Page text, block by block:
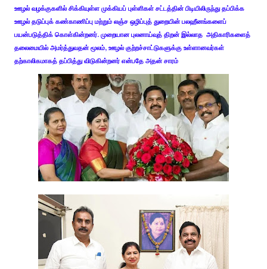
ஊழல் வழக்குகளில் சிக்கியுள்ள முக்கியப் புள்ளிகள் சட்டத்தின் பிடியிலிருந்து தப்பிக்க
ஊழல் தடுப்புக் கண்காணிப்பு மற்றும் லஞ்ச ஒழிப்புத் துறையின் பலஹீனங்களைப்
பயன்படுத்திக் கொள்கின்றனர். முறையான புலனாய்வுத் திறன் இல்லாத அதிகாரிகளைத்
தலைமையில் அமர்த்துவதன் மூலம், ஊழல் குற்றச்சாட்டுகளுக்கு உள்ளானவர்கள்
தற்காலிகமாகத் தப்பித்து விடுகின்றனர் என்பதே அதன் சாரம்